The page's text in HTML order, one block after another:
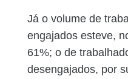
Já o volume de
engajados esteve,
61%; o de
desengajados, por